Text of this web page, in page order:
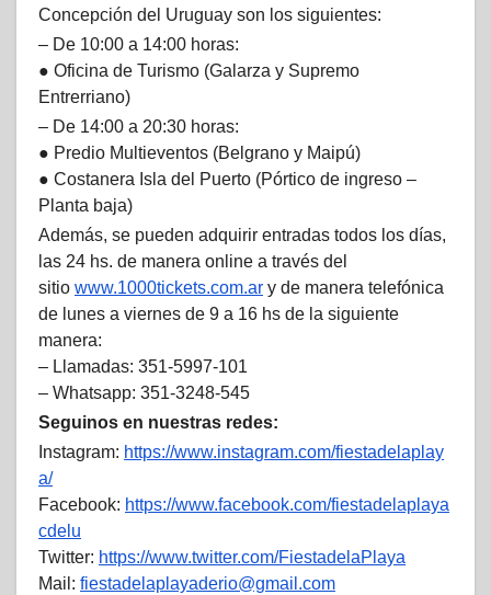
Concepción del Uruguay son los siguientes:
– De 10:00 a 14:00 horas:
● Oficina de Turismo (Galarza y Supremo
Entrerriano)
– De 14:00 a 20:30 horas:
● Predio Multieventos (Belgrano y Maipú)
● Costanera Isla del Puerto (Pórtico de ingreso –
Planta baja)
Además, se pueden adquirir entradas todos los días,
las 24 hs. de manera online a través del
sitio www.1000tickets.com.ar y de manera telefónica
de lunes a viernes de 9 a 16 hs de la siguiente
manera:
– Llamadas: 351-5997-101
– Whatsapp: 351-3248-545
Seguinos en nuestras redes:
Instagram: https://www.instagram.com/fiestadelaplay
a/
Facebook: https://www.facebook.com/fiestadelaplaya
cdelu
Twitter: https://www.twitter.com/FiestadelaPlaya
Mail: fiestadelaplayaderio@gmail.com